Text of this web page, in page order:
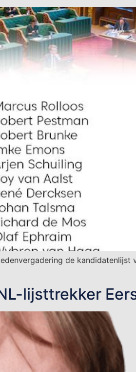
de
lijsttrekker